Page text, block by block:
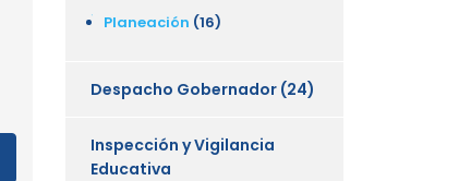
Planeación (16)
Despacho Gobernador (24)
Inspección y Vigilancia
Educativa